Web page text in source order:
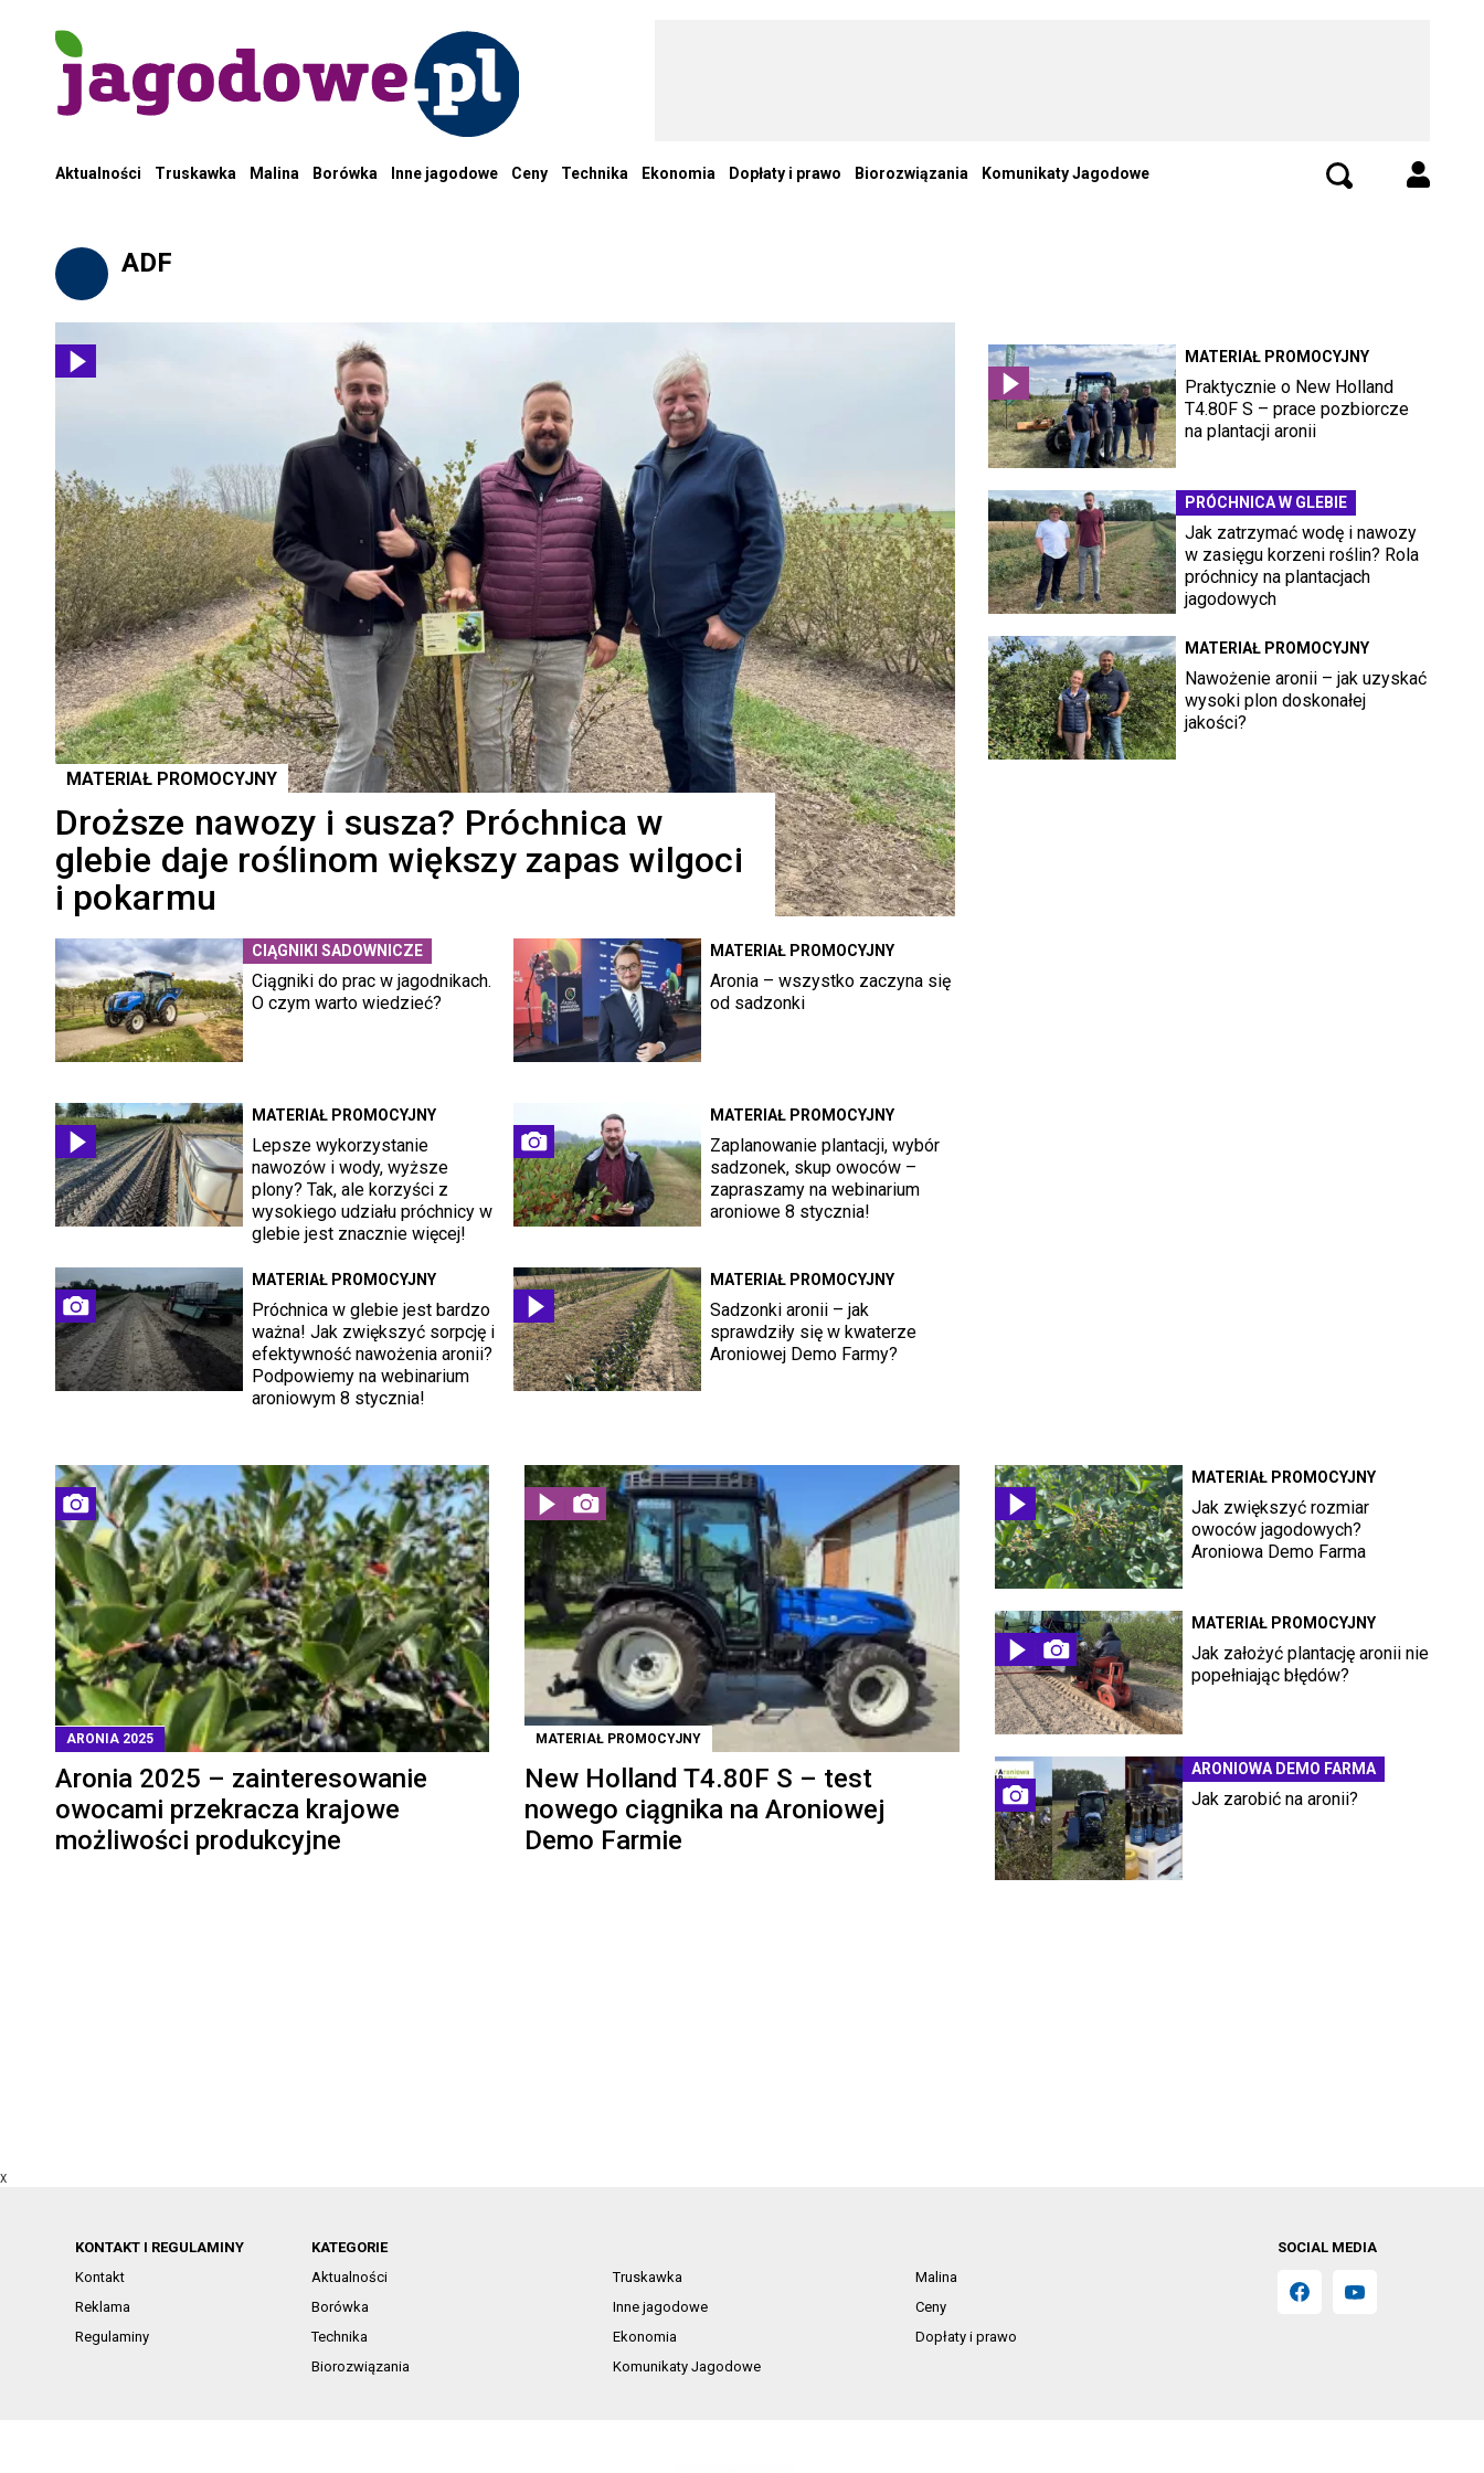
Aktualności Truskawka Malina Borówka Inne jagodowe Ceny Technika Ekonomia Dopłaty i prawo Biorozwiązania Komunikaty Jagodowe
ADF
MATERIAŁ PROMOCYJNY
Droższe nawozy i susza? Próchnica w
glebie daje roślinom większy zapas wilgoci
i pokarmu
CIĄGNIKI SADOWNICZE
Ciągniki do prac w jagodnikach.
O czym warto wiedzieć?
MATERIAŁ PROMOCYJNY
Aronia – wszystko zaczyna się
od sadzonki
MATERIAŁ PROMOCYJNY
Lepsze wykorzystanie
nawozów i wody, wyższe
plony? Tak, ale korzyści z
wysokiego udziału próchnicy w
glebie jest znacznie więcej!
MATERIAŁ PROMOCYJNY
Zaplanowanie plantacji, wybór
sadzonek, skup owoców –
zapraszamy na webinarium
aroniowe 8 stycznia!
MATERIAŁ PROMOCYJNY
Próchnica w glebie jest bardzo
ważna! Jak zwiększyć sorpcję i
efektywność nawożenia aronii?
Podpowiemy na webinarium
aroniowym 8 stycznia!
MATERIAŁ PROMOCYJNY
Sadzonki aronii – jak
sprawdziły się w kwaterze
Aroniowej Demo Farmy?
MATERIAŁ PROMOCYJNY
Praktycznie o New Holland
T4.80F S – prace pozbiorcze
na plantacji aronii
PRÓCHNICA W GLEBIE
Jak zatrzymać wodę i nawozy
w zasięgu korzeni roślin? Rola
próchnicy na plantacjach
jagodowych
MATERIAŁ PROMOCYJNY
Nawożenie aronii – jak uzyskać
wysoki plon doskonałej
jakości?
ARONIA 2025
Aronia 2025 – zainteresowanie
owocami przekracza krajowe
możliwości produkcyjne
MATERIAŁ PROMOCYJNY
New Holland T4.80F S – test
nowego ciągnika na Aroniowej
Demo Farmie
MATERIAŁ PROMOCYJNY
Jak zwiększyć rozmiar
owoców jagodowych?
Aroniowa Demo Farma
MATERIAŁ PROMOCYJNY
Jak założyć plantację aronii nie
popełniając błędów?
ARONIOWA DEMO FARMA
Jak zarobić na aronii?
X
KONTAKT I REGULAMINY
Kontakt
Reklama
Regulaminy
KATEGORIE
Aktualności
Truskawka
Malina
Borówka
Inne jagodowe
Ceny
Technika
Ekonomia
Dopłaty i prawo
Biorozwiązania
Komunikaty Jagodowe
SOCIAL MEDIA